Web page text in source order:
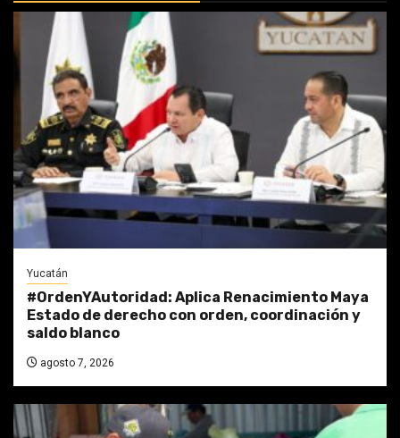
Yucatán
#OrdenYAutoridad: Aplica Renacimiento Maya
Estado de derecho con orden, coordinación y
saldo blanco
agosto 7, 2026